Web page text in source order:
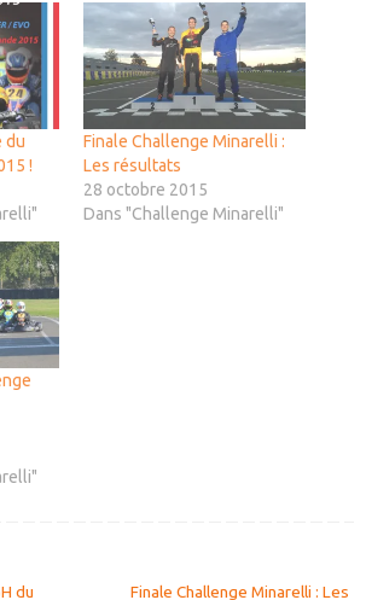
du
!
Finale Challenge Minarelli :
Les résultats
28 octobre 2015
Dans "Challenge Minarelli"
du
Finale Challenge Minarelli : Les